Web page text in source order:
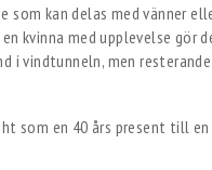
som kan delas med vänner
kvinna med upplevelse
i vindtunneln, men